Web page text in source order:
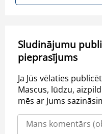
Sludinājumu
pieprasījums
Ja Jūs vēlaties
Mascus, lūdzu,
mēs ar Jums